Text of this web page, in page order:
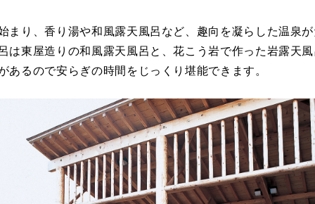
まり、香り湯や和風露天風呂など、趣向を凝らした温泉
は東屋造りの和風露天風呂と、花こう岩で作った岩露天
あるので安らぎの時間をじっくり堪能できます。